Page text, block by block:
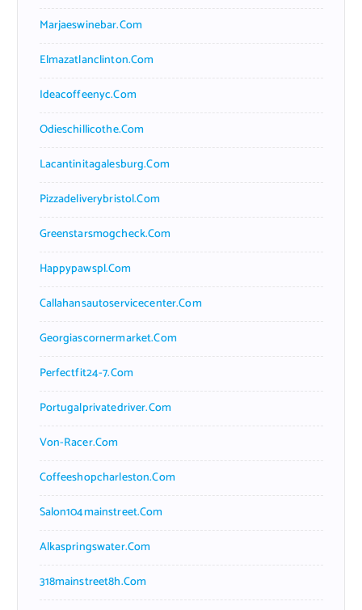
Marjaeswinebar.com
Elmazatlanclinton.com
Ideacoffeenyc.com
Odieschillicothe.com
Lacantinitagalesburg.com
Pizzadeliverybristol.com
Greenstarsmogcheck.com
Happypawspl.com
Callahansautoservicecenter.com
Georgiascornermarket.com
Perfectfit24-7.com
Portugalprivatedriver.com
Von-Racer.com
Coffeeshopcharleston.com
Salon104mainstreet.com
Alkaspringswater.com
318mainstreet8h.com